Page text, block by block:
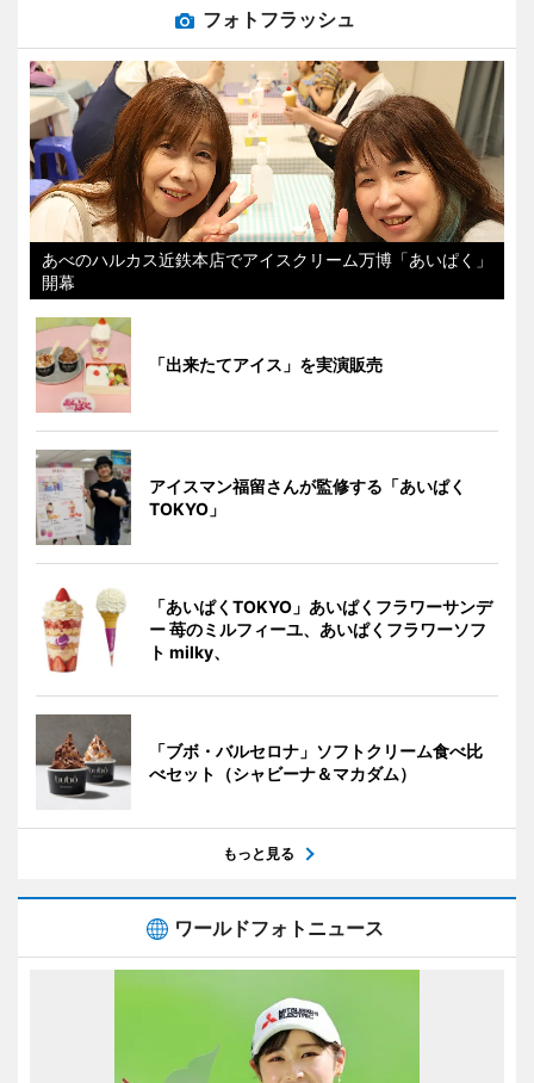
フォトフラッシュ
あべのハルカス近鉄本店でアイスクリーム万博「あいぱく」
開幕
「出来たてアイス」を実演販売
アイスマン福留さんが監修する「あいぱく
TOKYO」
「あいぱくTOKYO」あいぱくフラワーサンデ
ー 苺のミルフィーユ、あいぱくフラワーソフ
ト milky、
「ブボ・バルセロナ」ソフトクリーム食べ比
べセット（シャビーナ＆マカダム）
もっと見る
ワールドフォトニュース